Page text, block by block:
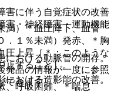
）＊血圧降下、血管
．１％未満）発赤、＊胸
圧上昇［＊：このような
止すること］。
、呼吸困難、＊喘息
に伴う自覚症状の改善
害・神経障害・運動機能
おける動脈管の開存。
おける造影能の改善。
発品の情報が一度に参照
できます。